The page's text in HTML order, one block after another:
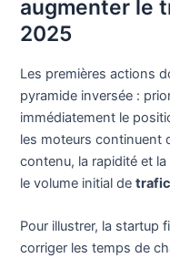
augmenter le
2025
Les premières actions
pyramide inversée :
immédiatement le
les moteurs continuent
contenu, la rapidité et
le volume initial de
Pour illustrer, la startup
corriger les temps de